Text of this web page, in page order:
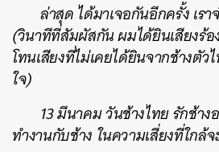
ล่าสุดได้มาเจอกันอีกครั้งเร
(วินาทีที่สัมผัสกันผมได้ยินเสียงร้
โทนเสียงที่ไม่เคยได้ยินจากช้างตั
ใจ)
13มีนาคมวันช้างไทยรักช้า
ทำงานกับช้าง ในความเสี่ยงที่ใก